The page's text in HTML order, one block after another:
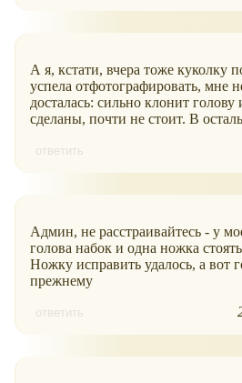
А я, кстати, вчера тоже куколку
успела отфотографировать, мне
досталась: сильно клонит
сделаны, почти не стоит. В
ответить
Админ, не расстраивайтесь - у
голова набок и одна ножка
Ножку исправить удалось, а вот
прежнему
ответить